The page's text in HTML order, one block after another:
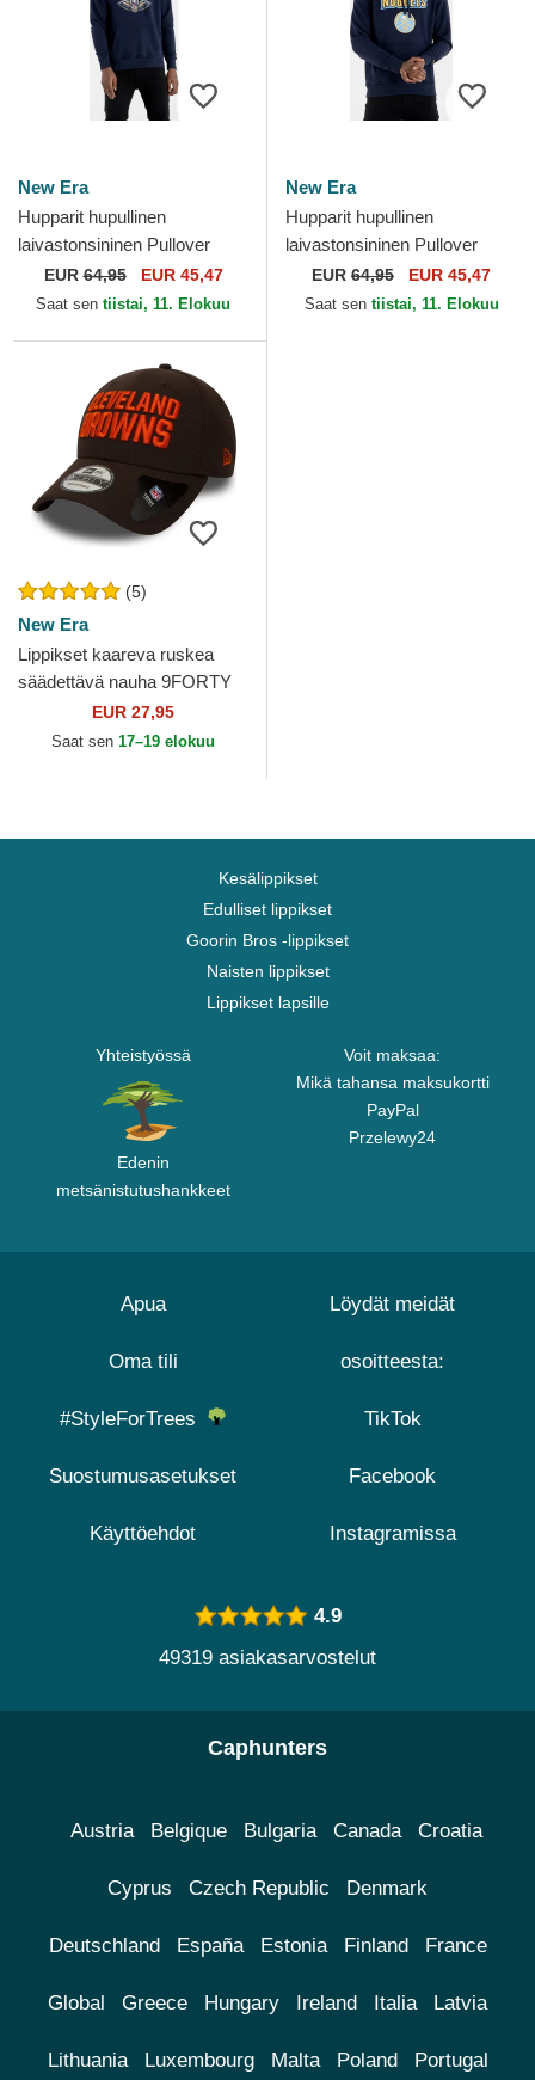
New Era
Hupparit hupullinen
laivastonsininen Pullover
Hoody New Orleans Pelicans
NBA New Era
EUR64,95 EUR 45,47
Saat sen tiistai, 11. Elokuu
New Era
Hupparit hupullinen
laivastonsininen Pullover
Hoody Denver Nuggets NBA
New Era
EUR 64,95 EUR 45,47
Saat sen tiistai, 11. Elokuu
(5)
New Era
Lippikset kaareva ruskea
säädettävä nauha 9FORTY
The League Cleveland
Browns NFL New Era
EUR 27,95
Saat sen 17–19 elokuu
Kesälippikset
Edulliset lippikset
Goorin Bros -lippikset
Naisten lippikset
Lippikset lapsille
Yhteistyössä
Edenin
metsänistutushankkeet
Voit maksaa:
Mikä tahansa maksukortti
PayPal
Przelewy24
Apua
Oma tili
#StyleForTrees
Suostumusasetukset
Käyttöehdot
Löydät meidät
osoitteesta:
TikTok
Facebook
Instagramissa
4.9
49319 asiakasarvostelut
Caphunters
Austria Belgique Bulgaria Canada Croatia
Cyprus Czech Republic Denmark
Deutschland España Estonia Finland France
Global Greece Hungary Ireland Italia Latvia
Lithuania Luxembourg Malta Poland Portugal